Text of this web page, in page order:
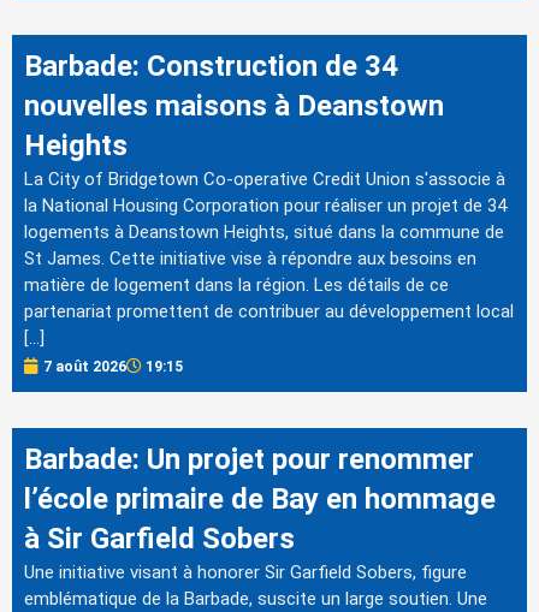
Barbade: Construction de 34
nouvelles maisons à Deanstown
Heights
La City of Bridgetown Co-operative Credit Union s'associe à
la National Housing Corporation pour réaliser un projet de 34
logements à Deanstown Heights, situé dans la commune de
St James. Cette initiative vise à répondre aux besoins en
matière de logement dans la région. Les détails de ce
partenariat promettent de contribuer au développement local
[…]
7 août 2026 19:15
Barbade: Un projet pour renommer
l’école primaire de Bay en hommage
à Sir Garfield Sobers
Une initiative visant à honorer Sir Garfield Sobers, figure
emblématique de la Barbade, suscite un large soutien. Une